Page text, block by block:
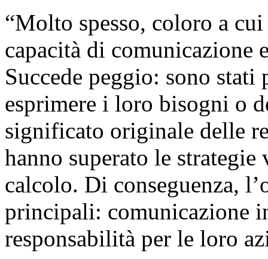
“Molto spesso, coloro a
capacità di comunicazione
Succede peggio: sono
esprimere i loro bisogni o
significato originale delle
hanno superato le
calcolo. Di conseguenza,
principali: comunicazione
responsabilità per le loro